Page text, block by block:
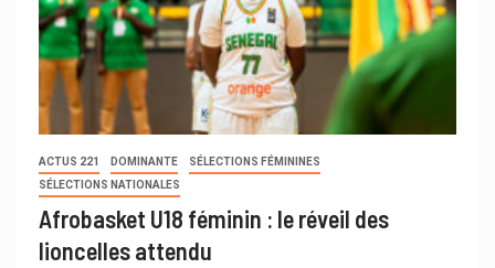
ACTUS 221 DOMINANTE
SÉLECTIONS FÉMININES
SÉLECTIONS NATIONALES
Afrobasket U18 féminin : le réveil des
lioncelles attendu